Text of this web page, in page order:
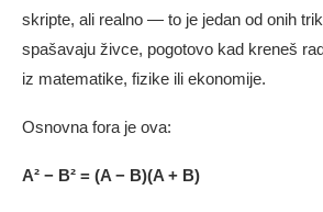
skripte, ali realno — to je jedan od onih
spašavaju živce, pogotovo kad kreneš
iz matematike, fizike ili ekonomije.
Osnovna fora je ova:
A² − B² = (A − B)(A + B)